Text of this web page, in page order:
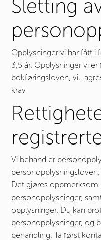
Sletting
Opplysninger vi har fått i
3,5 år. Opplysninger vi
bokføringsloven, vil
krav
Vi behandler
Det gjøres oppmerksom
personopplysninger,
opplysninger. Du kan
personopplysninger, og
behandling. Ta først